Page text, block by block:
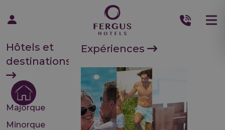
Hôtels et
destinations
Majorque
Minorque
Expériences